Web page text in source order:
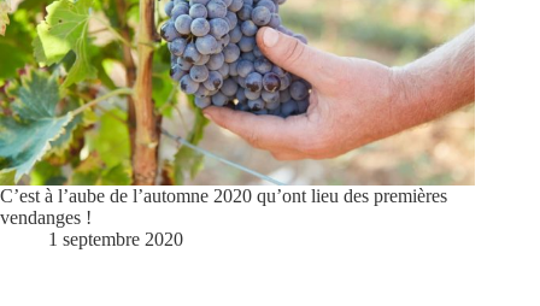
C’est à l’aube de l’automne 2020 qu’ont lieu des premières
vendanges !
1 septembre 2020